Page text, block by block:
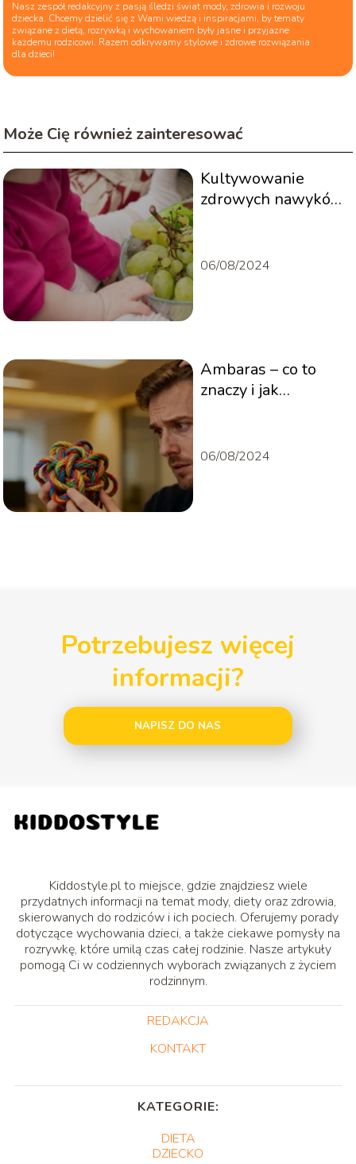
Nasz zespół redakcyjny z pasją śledzi świat mody, zdrowia i rozwoju
dziecka. Chcemy dzielić się z Wami wiedzą i inspiracjami, by tematy
związane z dietą, rozrywką i wychowaniem były jasne i przyjazne
każdemu rodzicowi. Razem odkrywamy stylowe i zdrowe rozwiązania
dla dzieci!
Może Cię również zainteresować
Kultywowanie
zdrowych nawyków
06/08/2024
Ambaras – co to
znaczy i jak
06/08/2024
Potrzebujesz więcej
informacji?
NAPISZ DO NAS
Kiddostyle.pl to miejsce, gdzie znajdziesz wiele
przydatnych informacji na temat mody, diety oraz zdrowia,
skierowanych do rodziców i ich pociech. Oferujemy porady
dotyczące wychowania dzieci, a także ciekawe pomysły na
rozrywkę, które umilą czas całej rodzinie. Nasze artykuły
pomogą Ci w codziennych wyborach związanych z życiem
rodzinnym.
REDAKCJA
KONTAKT
KATEGORIE:
DIETA
DZIECKO